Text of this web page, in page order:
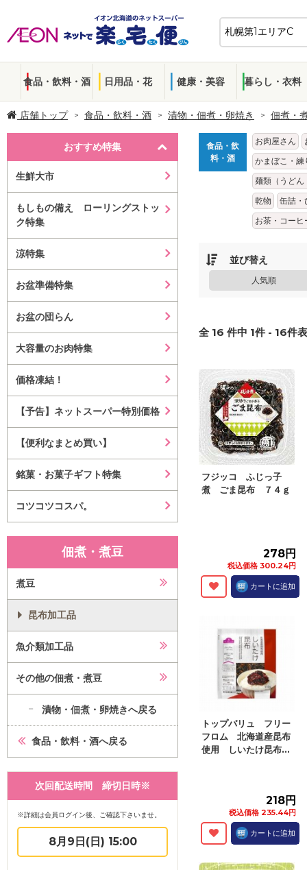
食品・飲料・酒 日用品・花 健康・美容 暮らし・衣料
店舗トップ 食品・飲料・酒 漬物・佃煮・卵焼き 佃煮・
おすすめ特集
生鮮大市
もしもの備え ローリングストッ
ク特集
涼特集
お盆準備特集
お盆の団らん
大容量のお肉特集
価格凍結！
【予告】ネットスーパー特別価格
【便利なまとめ買い】
銘菓・お菓子ギフト特集
コツコツコスパ。
佃煮・煮豆
煮豆
昆布加工品
魚介類加工品
その他の佃煮・煮豆
漬物・佃煮・卵焼きへ戻る
食品・飲料・酒へ戻る
次回配送時間 締切日時※
※詳細は会員ログイン後、ご確認下さいませ。
8月9日(日) 15:00
食品・飲
料・酒
お肉屋さん
かまぼこ・練
麺類（うどん
乾物
缶詰・
お茶・コー
並び替え
人気順
全 16 件中 1件 - 16件
フジッコ ふじっ子
煮 ごま昆布 ７４ｇ
278円
税込価格 300.24円
カートに追加
トップバリュ フリー
フロム 北海道産昆布
使用 しいたけ昆布...
218円
税込価格 235.44円
カートに追加